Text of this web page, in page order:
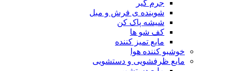
جرم گیر
شوینده ی فرش و مبل
شیشه پاک کن
کف شو ها
مایع تمیز کننده
خوشبو کننده هوا
مایع ظرفشویی و دستشویی